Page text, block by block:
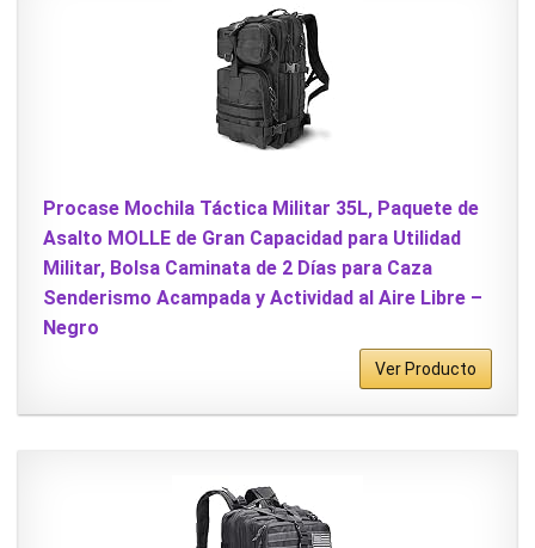
Procase Mochila Táctica Militar 35L, Paquete de
Asalto MOLLE de Gran Capacidad para Utilidad
Militar, Bolsa Caminata de 2 Días para Caza
Senderismo Acampada y Actividad al Aire Libre –
Negro
Ver Producto